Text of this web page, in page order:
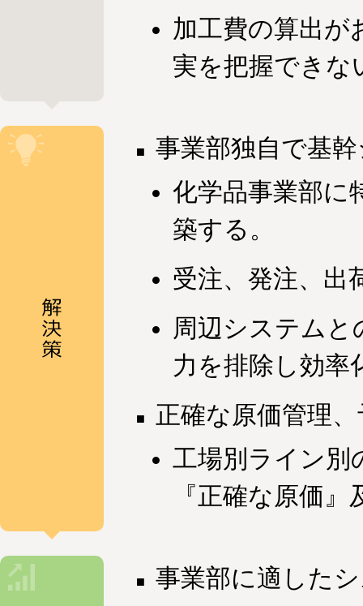
加工費の算出が
実を把握できな
事業部独自で基
化学品事業部に
築する。
受注、発注、出
周辺システムと
力を排除し効率
正確な原価管理
工場別ライン別
『正確な原価
事業部に適した